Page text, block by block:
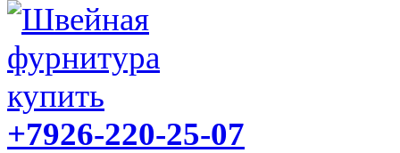
+7926-220-25-07